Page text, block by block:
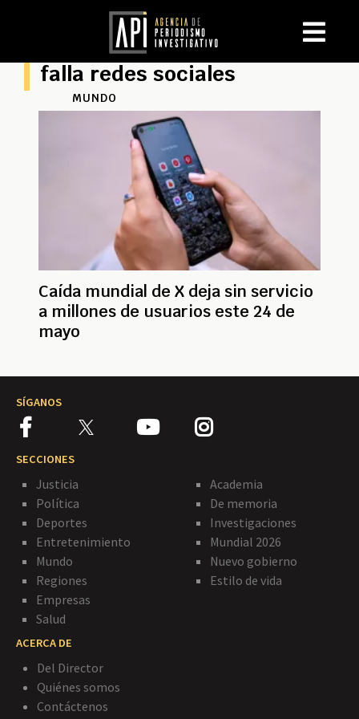
falla redes sociales
MUNDO
Caída mundial de X deja sin servicio
a millones de usuarios este 24 de
mayo
SÍGANOS
SECCIONES
Justicia
Política
Deportes
Entretenimiento
Mundo
Regiones
Empresas
Salud
Academia
De memoria
Investigaciones
Mundial 2026
Nuevo gobierno
Estilo de vida
ACERCA DE
Del Director
Quiénes somos
Contáctenos